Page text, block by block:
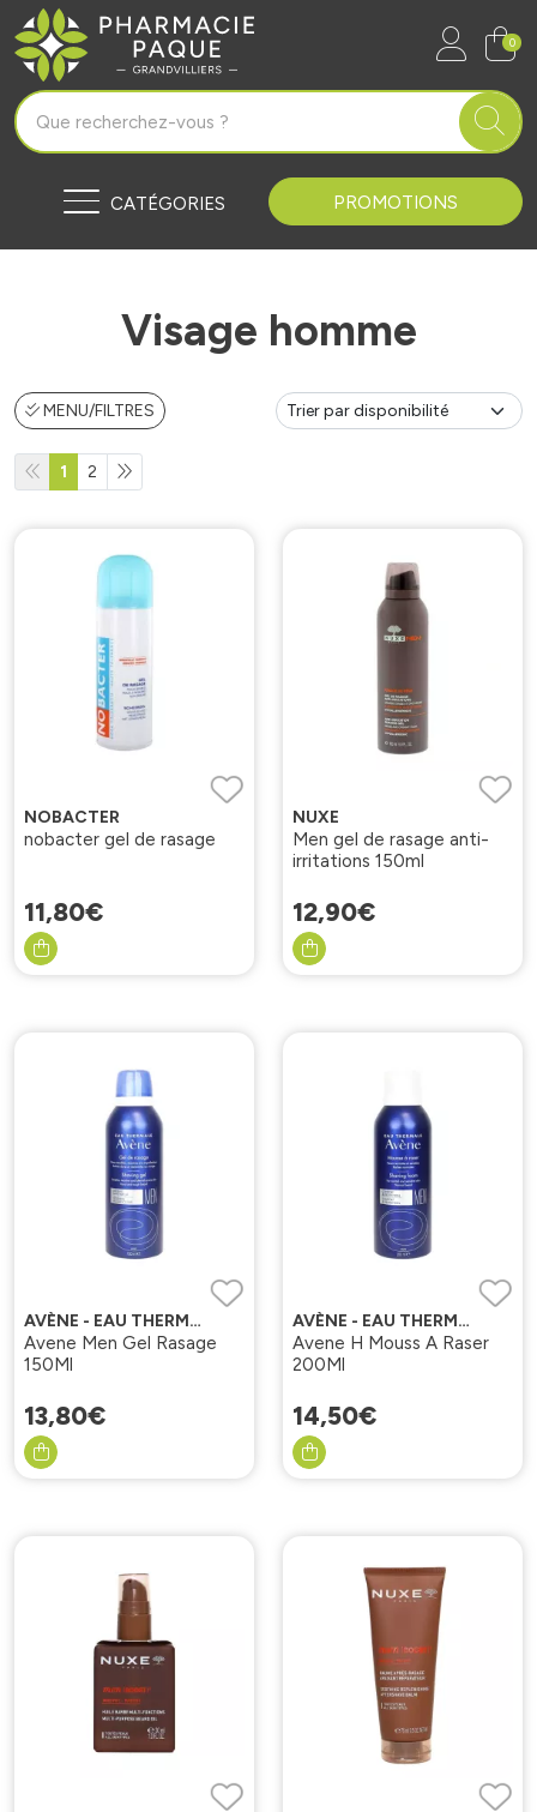
Pharmacie Paque Grandvilliers
0
CATÉGORIES PROMOTIONS
Visage homme
MENU/FILTRES
1 2
NOBACTER
nobacter gel de rasage
11,80€
NUXE
Men gel de rasage anti-
irritations 150ml
12,90€
AVÈNE - EAU THERMALE
Avene Men Gel Rasage
150Ml
13,80€
AVÈNE - EAU THERMALE
Avene H Mouss A Raser
200Ml
14,50€